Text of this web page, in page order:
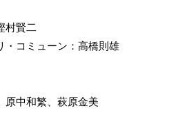
村賢二
・コミューン：高橋則雄
原中和繁、萩原金美